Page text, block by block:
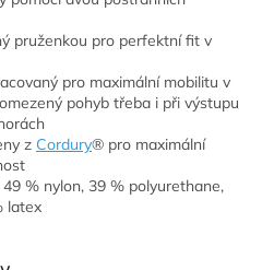
pruženkou pro perfektní fit v
pro maximální mobilitu v
pohyb třeba i při výstupu
z Cordury® pro maximální
% nylon, 39 % polyurethane,
latex